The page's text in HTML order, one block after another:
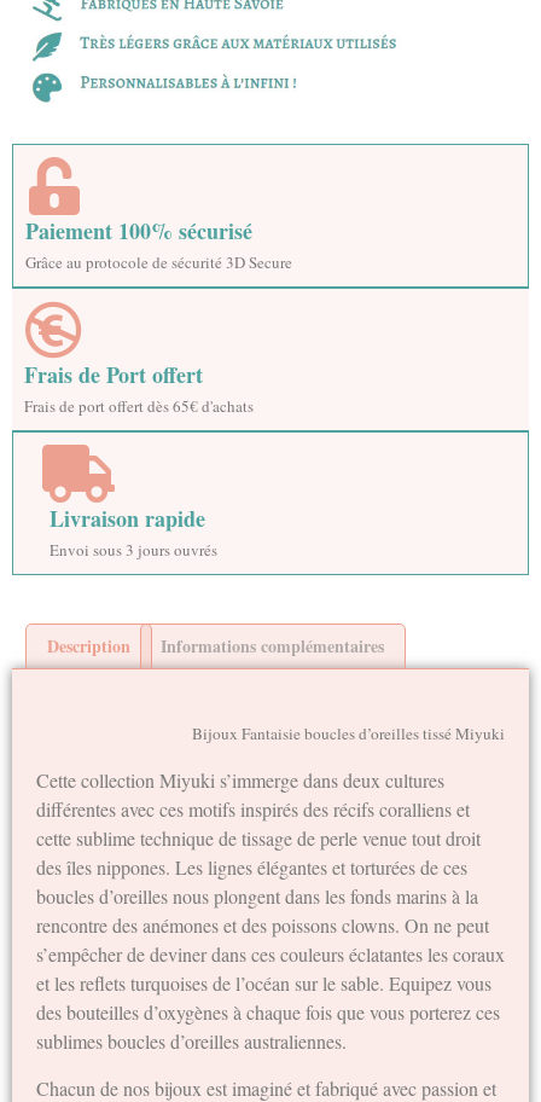
Paiement 100% sécurisé
Grâce au protocole de sécurité 3D Secure
Frais de Port offert
Frais de port offert dès 65€ d'achats
Livraison rapide
Envoi sous 3 jours ouvrés
Description Informations complémentaires
Bijoux Fantaisie boucles d’oreilles tissé Miyuki
Cette collection Miyuki s’immerge dans deux cultures
différentes avec ces motifs inspirés des récifs coralliens et
cette sublime technique de tissage de perle venue tout droit
des îles nippones. Les lignes élégantes et torturées de ces
boucles d’oreilles nous plongent dans les fonds marins à la
rencontre des anémones et des poissons clowns. On ne peut
s’empêcher de deviner dans ces couleurs éclatantes les coraux
et les reflets turquoises de l’océan sur le sable. Equipez vous
des bouteilles d’oxygènes à chaque fois que vous porterez ces
sublimes boucles d’oreilles australiennes.
Chacun de nos bijoux est imaginé et fabriqué avec passion et